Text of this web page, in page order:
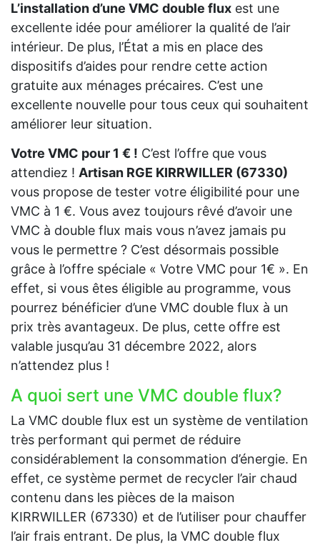
L’installation d’une VMC double flux est une
excellente idée pour améliorer la qualité de l’air
intérieur. De plus, l’État a mis en place des
dispositifs d’aides pour rendre cette action
gratuite aux ménages précaires. C’est une
excellente nouvelle pour tous ceux qui souhaitent
améliorer leur situation.
Votre VMC pour 1 € ! C’est l’offre que vous
attendiez ! Artisan RGE KIRRWILLER (67330)
vous propose de tester votre éligibilité pour une
VMC à 1 €. Vous avez toujours rêvé d’avoir une
VMC à double flux mais vous n’avez jamais pu
vous le permettre ? C’est désormais possible
grâce à l’offre spéciale « Votre VMC pour 1€ ». En
effet, si vous êtes éligible au programme, vous
pourrez bénéficier d’une VMC double flux à un
prix très avantageux. De plus, cette offre est
valable jusqu’au 31 décembre 2022, alors
n’attendez plus !
A quoi sert une VMC double flux?
La VMC double flux est un système de ventilation
très performant qui permet de réduire
considérablement la consommation d’énergie. En
effet, ce système permet de recycler l’air chaud
contenu dans les pièces de la maison
KIRRWILLER (67330) et de l’utiliser pour chauffer
l’air frais entrant. De plus, la VMC double flux